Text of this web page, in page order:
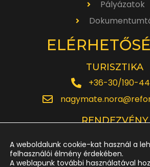
Pályázatok
TURISZTIKA
+36-30/190-
RENDEZVÉNY
A weboldalunk cookie-kat használ a
felhasználói élmény érdekében.
A weblapunk további használatával